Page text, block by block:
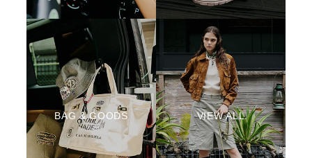
BAG & GOODS VIEW ALL